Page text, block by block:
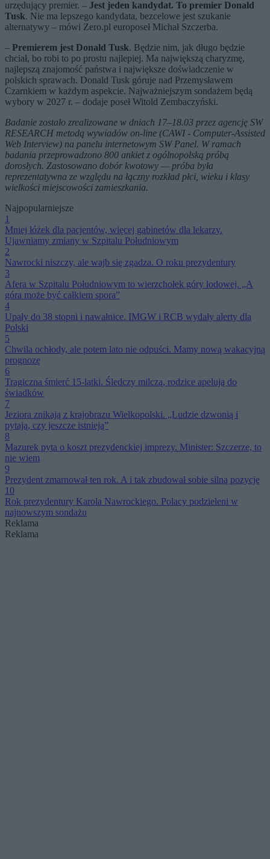
urzędujący premier. – Jest jeden kandydat. To premier Donald
Tusk. Nie ma lepszego kandydata, bezcelowe jest szukanie
alternatywy – mówi Zero.pl europoseł Michał Szczerba.
– Premierem jest Donald Tusk. Będzie nim, jak długo będzie
chciał, bo robi to po prostu najlepiej. Ma największą charyzmę,
najlepszą znajomość państwa i największe doświadczenie w
polskich sprawach. Donald Tusk góruje nad Przemysławem
Czarnkiem w każdym aspekcie. Najważniejszym sondażem będą
wybory w 2027 r. – dodaje poseł Witold Zembaczyński.
Badanie zostało zrealizowane w dniach 17–18.03 przez agencję SW
RESEARCH metodą wywiadów on-line (CAWI - Computer-Assisted
Web Interview) na panelu internetowym SW Panel. W ramach
badania przeprowadzono 800 ankiet z ogólnopolską próbą
dorosłych. Zastosowano dobór kwotowy — próba była
reprezentatywna ze względu na łączny rozkład płci, wieku i klasy
wielkości miejscowości zamieszkania.
Najpopularniejsze
1
Mniej łóżek dla pacjentów, więcej gabinetów dla lekarzy.
Ujawniamy zmiany w Szpitalu Południowym
2
Nawrocki niszczy, ale wajb się zgadza. O roku prezydentury
3
Afera w Szpitalu Południowym to wierzchołek góry lodowej. „A
góra może być całkiem spora”
4
Upały do 38 stopni i nawałnice. IMGW i RCB wydały alerty dla
Polski
5
Chwila ochłody, ale potem lato nie odpuści. Mamy nową wakacyjną
prognozę
6
Tragiczna śmierć 15-latki. Śledczy milczą, rodzice apelują do
świadków
7
Jeziora znikają z krajobrazu Wielkopolski. „Ludzie dzwonią i
pytają, czy jeszcze istnieją”
8
Mazurek pyta o koszt prezydenckiej imprezy. Minister: Szczerze, to
nie wiem
9
Prezydent zmarnował ten rok. A i tak zbudował sobie silną pozycję
10
Rok prezydentury Karola Nawrockiego. Polacy podzieleni w
najnowszym sondażu
Reklama
Reklama